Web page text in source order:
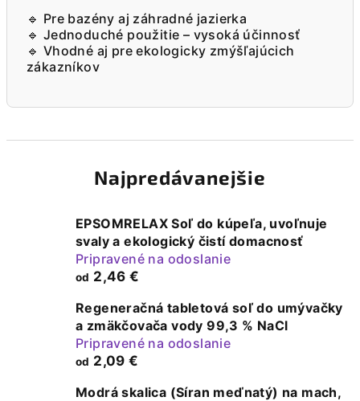
🔹 Pre bazény aj záhradné jazierka
🔹 Jednoduché použitie – vysoká účinnosť
🔹 Vhodné aj pre ekologicky zmýšľajúcich
zákazníkov
Najpredávanejšie
EPSOMRELAX Soľ do kúpeľa, uvoľnuje
svaly a ekologický čistí domacnosť
Pripravené na odoslanie
od 2,46 €
Regeneračná tabletová soľ do umývačky
a zmäkčovača vody 99,3 % NaCl
Pripravené na odoslanie
od 2,09 €
Modrá skalica (Síran meďnatý) na mach,